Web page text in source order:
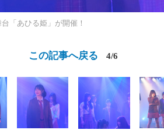
「あひる姫」が開催！
この記事へ戻る 4/6